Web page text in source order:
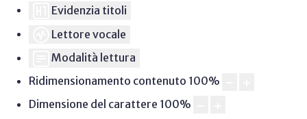
Evidenzia titoli
Lettore vocale
Modalità lettura
Ridimensionamento contenuto 100%
Dimensione del carattere 100%